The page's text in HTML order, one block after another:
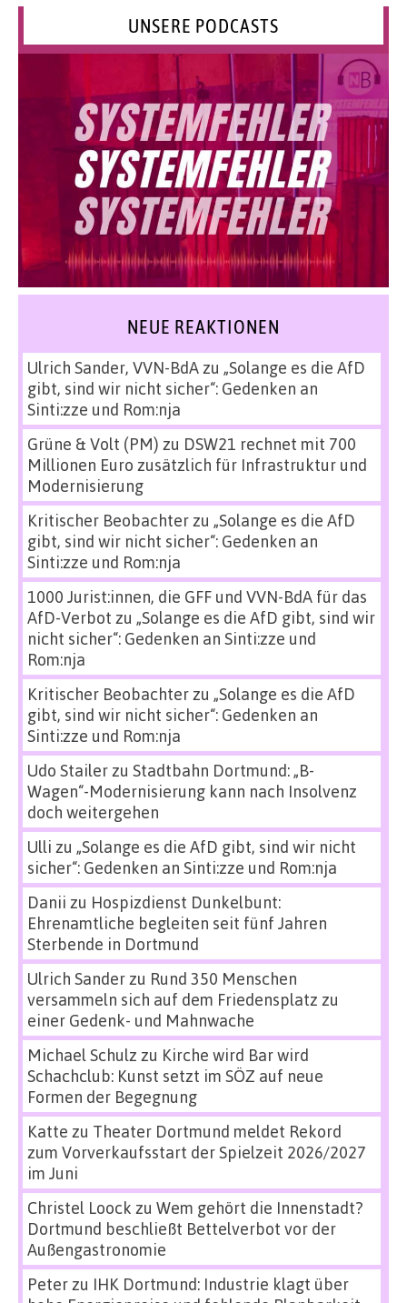
UNSERE PODCASTS
NEUE REAKTIONEN
Ulrich Sander, VVN-BdAzu „Solange es die AfD
gibt, sind wir nicht sicher“: Gedenken an
Sinti:zze und Rom:nja
Grüne & Volt (PM) zu DSW21 rechnet mit 700
Millionen Euro zusätzlich für Infrastruktur und
Modernisierung
Kritischer Beobachterzu „Solange es die AfD
gibt, sind wir nicht sicher“: Gedenken an
Sinti:zze und Rom:nja
1000 Jurist:innen, die GFF und VVN-BdA für das
AfD-Verbot zu „Solange es die AfD gibt, sind wir
nicht sicher“: Gedenken an Sinti:zze und
Rom:nja
Kritischer Beobachterzu „Solange es die AfD
gibt, sind wir nicht sicher“: Gedenken an
Sinti:zze und Rom:nja
Udo Stailerzu Stadtbahn Dortmund: „B-
Wagen“-Modernisierung kann nach Insolvenz
doch weitergehen
Ulli zu „Solange es die AfD gibt, sind wir nicht
sicher“: Gedenken an Sinti:zze und Rom:nja
Danii zu Hospizdienst Dunkelbunt:
Ehrenamtliche begleiten seit fünf Jahren
Sterbende in Dortmund
Ulrich Sanderzu Rund 350 Menschen
versammeln sich auf dem Friedensplatz zu
einer Gedenk- und Mahnwache
Michael Schulz zu Kirche wird Bar wird
Schachclub: Kunst setzt im SÖZ auf neue
Formen der Begegnung
Katte zu Theater Dortmund meldet Rekord
zum Vorverkaufsstart der Spielzeit 2026/2027
im Juni
Christel Loock zu Wem gehört die Innenstadt?
Dortmund beschließt Bettelverbot vor der
Außengastronomie
Peterzu IHK Dortmund: Industrie klagt über